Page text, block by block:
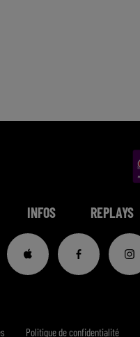
INFOS REPLAYS
Politique de confidentialité